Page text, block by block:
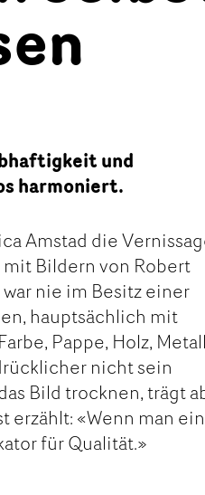
und
harmoniert.
Amstad die
Bildern von Robert
nie im Besitz einer
hauptsächlich mit
Pappe, Holz,
nicht sein
Bild trocknen, trägt
erzählt: «Wenn man
für Qualität.»